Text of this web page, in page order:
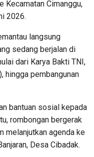
Kecamatan Cimanggu,
2026.
langsung
sedang berjalan di
dari Karya Bakti TNI,
hingga pembangunan
bantuan sosial kepada
rombongan bergerak
melanjutkan agenda ke
Desa Cibadak.